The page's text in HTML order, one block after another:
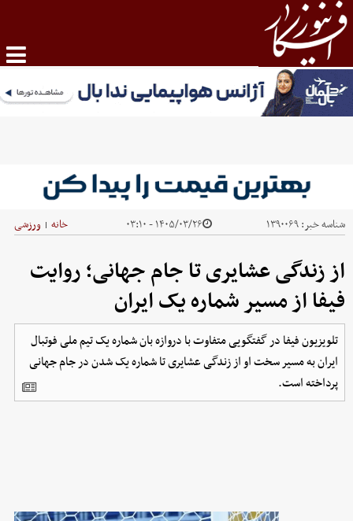
شناسه خبر:۱۳۹۰۰۶۹ ۱۴۰۵/۰۳/۲۶ - ۰۳:۱۰ خانه | ورزشی
از زندگی عشایری تا جام جهانی؛ روایت
فیفا از مسیر شماره یک ایران
تلویزیون فیفا در گفتگویی متفاوت با دروازه بان شماره یک تیم ملی فوتبال
ایران به مسیر سخت او از زندگی عشایری تا شماره یک شدن در جام جهانی
پرداخته است.